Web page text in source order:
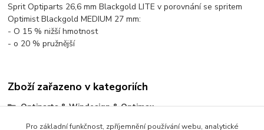
Sprit Optiparts 26,6 mm Blackgold LITE v porovnání se spritem
Optimist Blackgold MEDIUM 27 mm:
- O 15 % nižší hmotnost
- o 20 % pružnější
Zboží zařazeno v kategoriích
Optiparts & Windesign & Optimax
Kulatina - stěžně, ráhna, sprity - sady a příslušenství
Pro základní funkčnost, zpříjemnění používání webu, analytické